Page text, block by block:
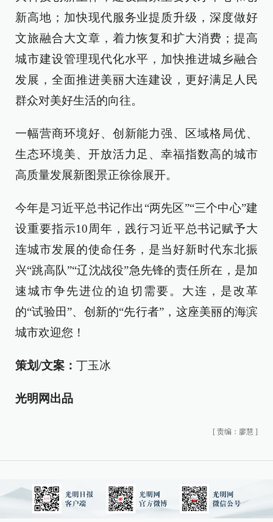
新高地；加快现代服务业提质升级，深度做好
文旅融合大文章，着力恢复和扩大消费；提高
城市建设管理现代化水平，加快推进城乡融合
发展，全面推进美丽大连建设，更好满足人民
群众对美好生活的向往。
一幅营商环境好、创新能力强、区域格局优、
生态环境美、开放活力足、幸福指数高的城市
高质量发展新图景正徐徐展开。
今年是习近平总书记作出“两先区”“三个中心”建
设重要指示10周年，践行习近平总书记赋予大
连城市发展的使命任务，是当好新时代东北振
兴“跳高队”“辽沈战役”急先锋的责任所在，是加
速城市争先进位的迫切需要。大连，是改革
的“试验田”、创新的“先行者”，这座美丽的海滨
城市欢迎您！
策划/文案： 丁玉冰
光明网出品
[ 责编：廖慧 ]